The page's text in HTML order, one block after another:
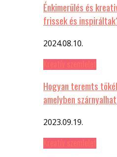
Énkimerülés és
frissek és
2024.08.10.
Hogyan teremts
amelyben
2023.09.19.